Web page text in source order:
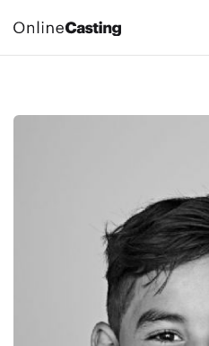
CASTINGS & JOBS